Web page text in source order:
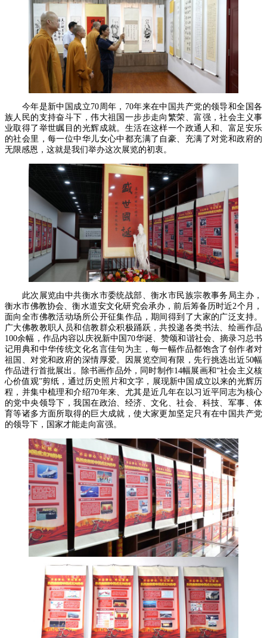
今年是新中国成立70周年，70年来在中国共产党的领导和全国各
族人民的支持奋斗下，伟大祖国一步步走向繁荣、富强，社会主义事
业取得了举世瞩目的光辉成就。生活在这样一个政通人和、富足安乐
的社会里，每一位中华儿女心中都充满了自豪、充满了对党和政府的
无限感恩，这就是我们举办这次展览的初衷。
此次展览由中共衡水市委统战部、衡水市民族宗教事务局主办，
衡水市佛教协会、衡水道安文化研究会承办，前后筹备历时近2个月，
面向全市佛教活动场所公开征集作品，期间得到了大家的广泛支持。
广大佛教教职人员和信教群众积极踊跃，共投递各类书法、绘画作品
100余幅，作品内容以庆祝新中国70华诞、赞颂和谐社会、摘录习总书
记用典和中华传统文化名言佳句为主，每一幅作品都饱含了创作者对
祖国、对党和政府的深情厚爱。因展览空间有限，先行挑选出近50幅
作品进行首批展出。除书画作品外，同时制作14幅展画和“社会主义核
心价值观”剪纸，通过历史照片和文字，展现新中国成立以来的光辉历
程，并集中梳理和介绍70年来、尤其是近几年在以习近平同志为核心
的党中央领导下，我国在政治、经济、文化、社会、科技、军事、体
育等诸多方面所取得的巨大成就，使大家更加坚定只有在中国共产党
的领导下，国家才能走向富强。